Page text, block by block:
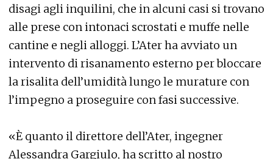
disagi agli inquilini, che in alcuni casi si trovano
alle prese con intonaci scrostati e muffe nelle
cantine e negli alloggi. L’Ater ha avviato un
intervento di risanamento esterno per bloccare
la risalita dell’umidità lungo le murature con
l’impegno a proseguire con fasi successive.
«È quanto il direttore dell’Ater, ingegner
Alessandra Gargiulo, ha scritto al nostro